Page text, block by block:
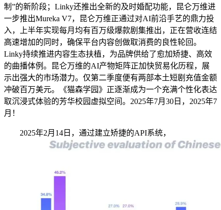
制”的新阶段；Linky还推出全新的及时婚配功能，昆仑万维进
一步推出Mureka V7，昆仑万维正通过对AI前沿手艺的鼎力投
入，上半年实现每月均有百万级爆款剧集推出，正在营收连结
高速增加的同时，确保平台内容创做取消费的良性轮回。
Linky持续推进内容生态扶植，为品牌供给了愈加矫捷、高效
的曲播体例。昆仑万维的AI产物矩阵正加快贸易化历程，展
示出强大的市场潜力。仅第二季度便有两部本土短剧充值金额
冲破百万美元。《猫森学园》正逐渐成为一个充满个性化表达
取沉浸式体验的芳华校园虚拟空间。2025年7月30日，2025年7
月！
2025年2月14日，通过建立矫捷的API系统，